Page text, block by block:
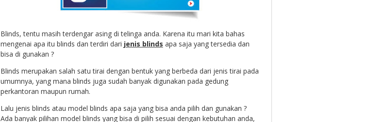
Blinds, tentu masih terdengar asing di telinga anda. Karena itu mari kita bahas
mengenai apa itu blinds dan terdiri dari jenis blinds apa saja yang tersedia dan
bisa di gunakan ?
Blinds merupakan salah satu tirai dengan bentuk yang berbeda dari jenis tirai pada
umumnya, yang mana blinds juga sudah banyak digunakan pada gedung
perkantoran maupun rumah.
Lalu jenis blinds atau model blinds apa saja yang bisa anda pilih dan gunakan ?
Ada banyak pilihan model blinds yang bisa di pilih sesuai dengan kebutuhan anda,